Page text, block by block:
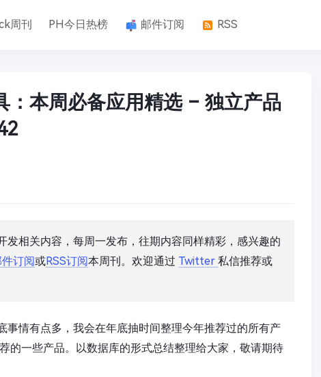
周刊 PH今日热榜 邮件订阅 RSS
：本周必备应用精选 – 独立产品
相关内容，每周一发布，往期内容同样精彩，感兴趣的
件订阅或RSS订阅本周刊。欢迎通过 Twitter 私信推荐或
事情有点多，我会在年底抽时间整理今年推荐过的所有产
的一些产品。以数据库的形式总结整理给大家，敬请期待